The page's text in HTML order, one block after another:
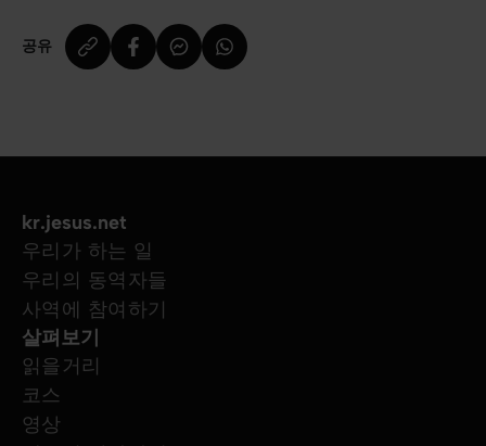
공유
kr.jesus.net
우리가 하는 일
우리의 동역자들
사역에 참여하기
살펴보기
읽을거리
코스
영상